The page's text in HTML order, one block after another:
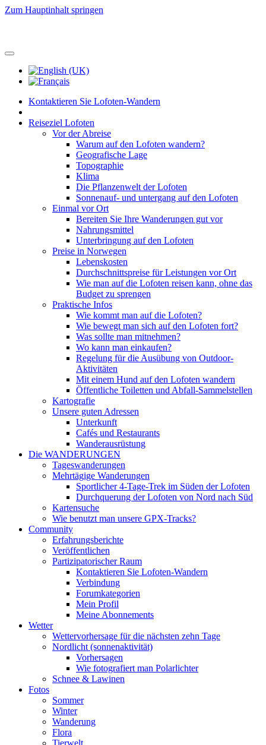
Zum Hauptinhalt springen
Kontaktieren Sie Lofoten-Wandern
Reiseziel Lofoten
Vor der Abreise
Warum auf den Lofoten wandern?
Geografische Lage
Topographie
Klima
Die Pflanzenwelt der Lofoten
Sonnenauf- und untergang auf den Lofoten
Einmal vor Ort
Bereiten Sie Ihre Wanderungen gut vor
Nahrungsmittel
Unterbringung auf den Lofoten
Preise in Norwegen
Lebenskosten
Durchschnittspreise für Leistungen vor Ort
Wie man auf die Lofoten reisen kann, ohne das
Budget zu sprengen
Praktische Infos
Wie kommt man auf die Lofoten?
Wie bewegt man sich auf den Lofoten fort?
Was sollte man mitnehmen?
Wo kann man einkaufen?
Regelung für die Ausübung von Outdoor-
Aktivitäten
Mit einem Hund auf den Lofoten wandern
Öffentliche Toiletten und Abfall-Sammelstellen
Kartografie
Unsere guten Adressen
Unterkunft
Cafés und Restaurants
Wanderausrüstung
Die WANDERUNGEN
Tageswanderungen
Mehrtägige Wanderungen
Sportlicher 4-Tage-Trek im Süden der Lofoten
Durchquerung der Lofoten von Nord nach Süd
Kartensuche
Wie benutzt man unsere GPX-Tracks?
Community
Erfahrungsberichte
Veröffentlichen
Partizipatorischer Raum
Kontaktieren Sie Lofoten-Wandern
Verbindung
Forumkategorien
Mein Profil
Meine Abonnements
Wetter
Wettervorhersage für die nächsten zehn Tage
Nordlicht (sonnenaktivität)
Vorhersagen
Wie fotografiert man Polarlichter
Schnee & Lawinen
Fotos
Sommer
Winter
Wanderung
Flora
Tierwelt